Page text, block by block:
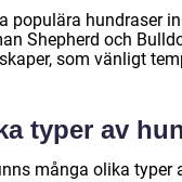
populära hundraser
Shepherd och
som vänligt
typer av
många olika typer